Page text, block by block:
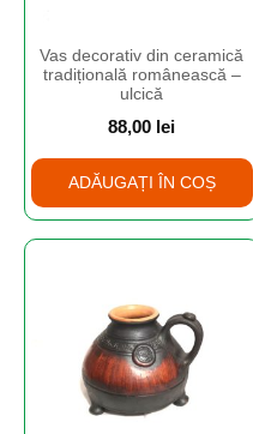
Vas decorativ din ceramică
tradițională românească –
ulcică
88,00 lei
ADĂUGAȚI ÎN COȘ